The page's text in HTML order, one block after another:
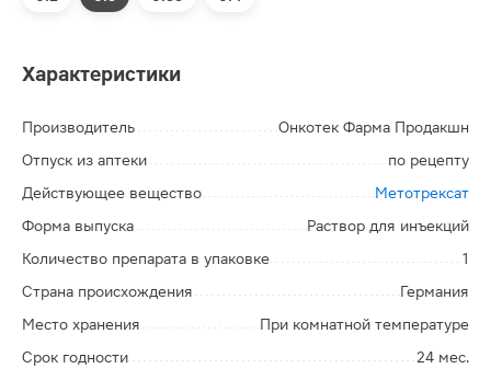
Характеристики
Производитель
Онкотек Фарма Продакшн
Отпуск из аптеки
по рецепту
Действующее вещество
Метотрексат
Форма выпуска
Раствор для инъекций
Количество препарата в упаковке
1
Страна происхождения
Германия
Место хранения
При комнатной температуре
Срок годности
24 мес.